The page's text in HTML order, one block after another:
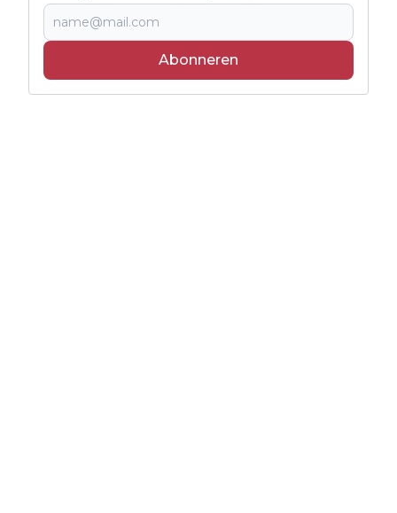
Abonneren